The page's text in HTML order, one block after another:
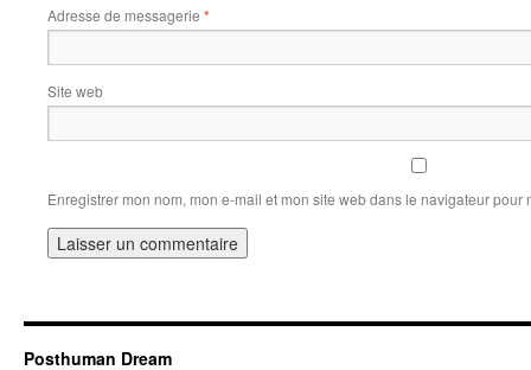
Adresse de messagerie *
Site web
Enregistrer mon nom, mon e-mail et mon site web dans le navigateur pour
Posthuman Dream